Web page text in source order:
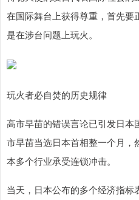
在国际舞台上获得尊重，首先要
是在涉台问题上玩火。
玩火者必自焚的历史规律
高市早苗的错误言论已引发日本
市早苗当选日本首相整一个月，
本多个行业承受连锁冲击。
当天，日本公布的多个经济指